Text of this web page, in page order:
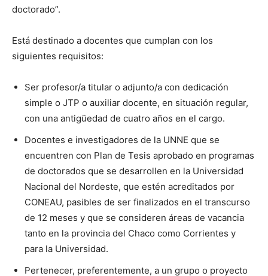
doctorado”.
Está destinado a docentes que cumplan con los
siguientes requisitos:
Ser profesor/a titular o adjunto/a con dedicación
simple o JTP o auxiliar docente, en situación regular,
con una antigüedad de cuatro años en el cargo.
Docentes e investigadores de la UNNE que se
encuentren con Plan de Tesis aprobado en programas
de doctorados que se desarrollen en la Universidad
Nacional del Nordeste, que estén acreditados por
CONEAU, pasibles de ser finalizados en el transcurso
de 12 meses y que se consideren áreas de vacancia
tanto en la provincia del Chaco como Corrientes y
para la Universidad.
Pertenecer, preferentemente, a un grupo o proyecto